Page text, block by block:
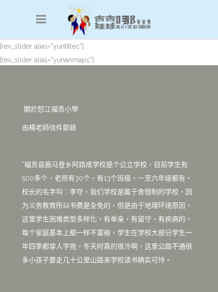
[rev_slider alias=”yuntitlec”]
[rev_slider alias=”yunanmapc”]
關於怒江福贡小學
由楊老師信件節錄
“福贡县鹿马登乡阿路底学校是个公立学校，目前学生有
500多个，老师有30个，有13个班级，一至六年级都有。
校长的名字叫：李夺，我们学校是属于食宿制的学校，因
为义务教育所以书费是全免的，但是由于地理环境原因，
这里学生困难类型多样化，有单亲，有留守，有疾病的，
每个家庭基本上都一样不富裕，学生在学校大部分学生一
年四季都穿人字拖，冬天时真的很冷啊，这里公路不通很
多小孩子要走几十公里山路来学校读书确实可怜。